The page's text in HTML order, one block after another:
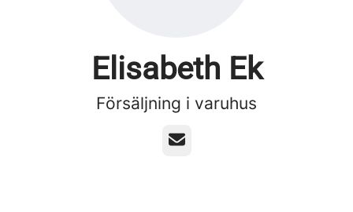
Elisabeth Ek
Försäljning i varuhus
E-post